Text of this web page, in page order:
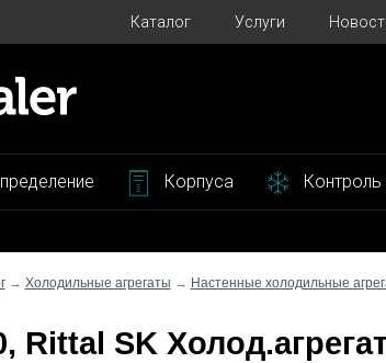
Каталог Услуги
Корпуса
→ Холодильные агрегаты → Настенные холодильные
Rittal SK